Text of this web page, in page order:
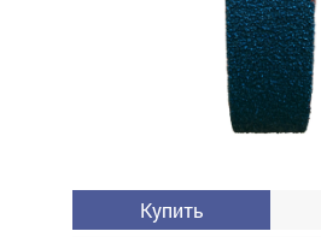
Купить